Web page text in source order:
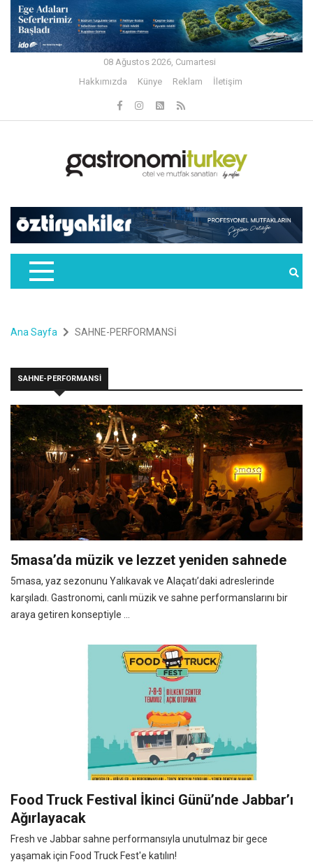
08 Ağustos 2026, Cumartesi
Hakkımızda
Künye Reklam İletişim
Ana Sayfa SAHNE-PERFORMANSİ
SAHNE-PERFORMANSİ
5masa’da müzik ve lezzet yeniden sahnede
5masa, yaz sezonunu Yalıkavak ve Alaçatı’daki adreslerinde
karşıladı. Gastronomi, canlı müzik ve sahne performanslarını bir
araya getiren konseptiyle ...
Food Truck Festival İkinci Günü’nde Jabbar’ı
Ağırlayacak
Fresh ve Jabbar sahne performansıyla unutulmaz bir gece
yaşamak için Food Truck Fest'e katılın!